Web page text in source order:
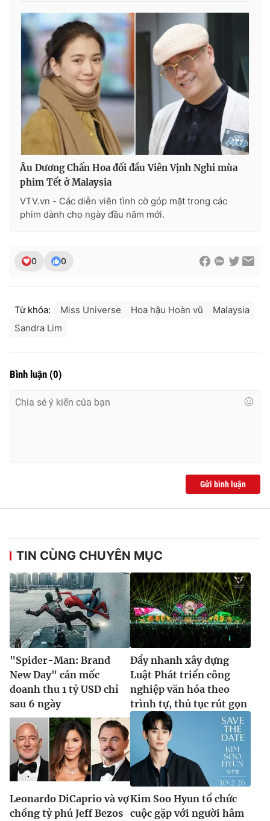
Âu Dương Chấn Hoa đối đầu Viên Vịnh Nghi mùa
phim Tết ở Malaysia
VTV.vn - Các diễn viên tình cờ góp mặt trong các
phim dành cho ngày đầu năm mới.
0 0
Từ khóa: Miss Universe Hoa hậu Hoàn vũ
Malaysia
Sandra Lim
Bình luận (0)
Gửi bình luận
TIN CÙNG CHUYÊN MỤC
"Spider-Man: Brand
New Day" cán mốc
doanh thu 1 tỷ USD chỉ
sau 6 ngày
Đẩy nhanh xây dựng
Luật Phát triển công
nghiệp văn hóa theo
trình tự, thủ tục rút gọn
Leonardo DiCaprio và vợ
chồng tỷ phú Jeff Bezos
Kim Soo Hyun tổ chức
cuộc gặp với người hâm